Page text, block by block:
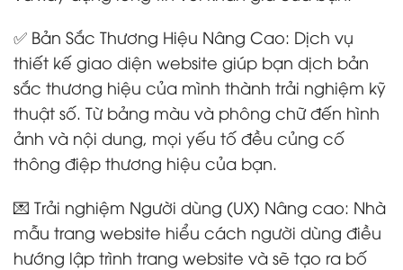
✅ Bản Sắc Thương Hiệu Nâng Cao: Dịch vụ
thiết kế giao diện website giúp bạn dịch bản
sắc thương hiệu của mình thành trải nghiệm kỹ
thuật số. Từ bảng màu và phông chữ đến hình
ảnh và nội dung, mọi yếu tố đều củng cố
thông điệp thương hiệu của bạn.
💌 Trải nghiệm Người dùng (UX) Nâng cao: Nhà
mẫu trang website hiểu cách người dùng điều
hướng lập trình trang website và sẽ tạo ra bố